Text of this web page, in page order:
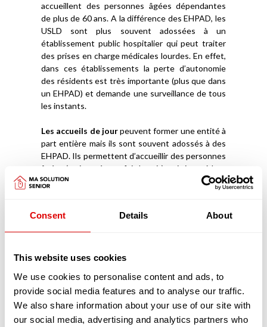
Consent Details About
This website uses cookies
We use cookies to personalise content and ads, to
provide social media features and to analyse our traffic.
We also share information about your use of our site with
our social media, advertising and analytics partners who
accueillent des personnes âgées dépendantes
de plus de 60 ans. A la différence des EHPAD, les
USLD sont plus souvent adossées à un
établissement public hospitalier qui peut traiter
des prises en charge médicales lourdes. En effet,
dans ces établissements la perte d’autonomie
des résidents est très importante (plus que dans
un EHPAD) et demande une surveillance de tous
les instants.
Les accueils de jourpeuvent former une entité à
part entière mais ils sont souvent adossés à des
EHPAD. Ils permettent d’accueillir des personnes
âgées (en journée, parfois la nuit), qui vivent à leur
domicile avec un Aidant Familial et de les stimuler
afin qu’elles puissent rester davantage chez elles.
l’Aidant la capacité de souffler, de reprendre des
forces et d’être mieux armé et accompagné pour
Les pathologies liées au vieillissement prises
en charge dans les EHPAD
Les pathologies liées au vieillissement sont